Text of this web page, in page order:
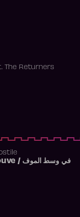
The Returners
Fi West El Mouve / في وسط الموف